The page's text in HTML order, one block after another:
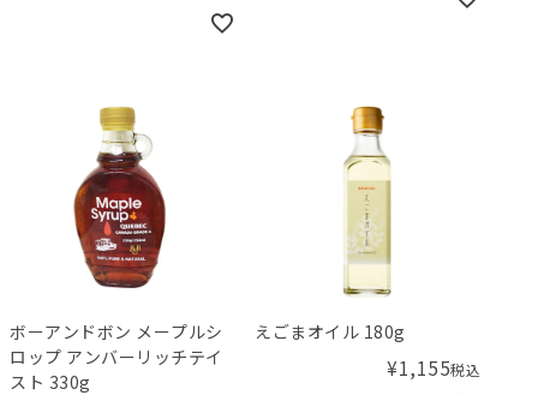
ボーアンドボン メープルシ
ロップ アンバーリッチテイ
スト 330g
えごまオイル 180g
¥1,155税込